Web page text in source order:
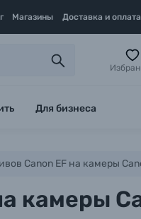
Магазины Доставка и оплата
Для бизнеса
Canon EF на камеры
камеры